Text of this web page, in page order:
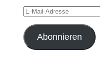
E-
Mail-
Adresse
Abonnieren